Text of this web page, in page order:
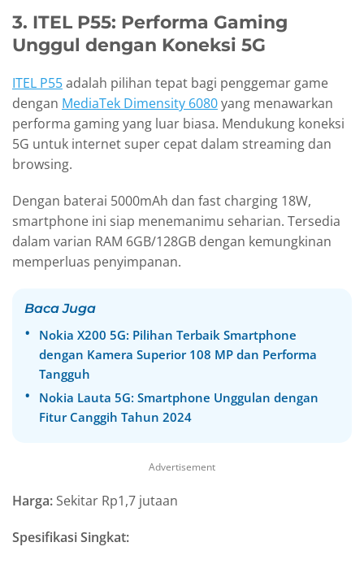
3. ITEL P55: Performa Gaming
Unggul dengan Koneksi 5G
ITEL P55adalah pilihan tepat bagi penggemar game
dengan MediaTek Dimensity 6080yang menawarkan
performa gaming yang luar biasa. Mendukung koneksi
5G untuk internet super cepat dalam streaming dan
browsing.
Dengan baterai 5000mAh dan fast charging 18W,
smartphone ini siap menemanimu seharian. Tersedia
dalam varian RAM 6GB/128GB dengan kemungkinan
memperluas penyimpanan.
Baca Juga
Nokia X200 5G: Pilihan Terbaik Smartphone
dengan Kamera Superior 108 MP dan Performa
Tangguh
Nokia Lauta 5G: Smartphone Unggulan dengan
Fitur Canggih Tahun 2024
Advertisement
Harga: Sekitar Rp1,7 jutaan
Spesifikasi Singkat: